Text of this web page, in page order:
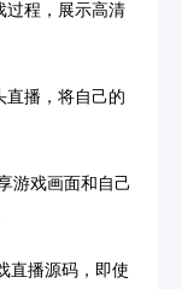
过程，展示高清
直播，将自己的
游戏画面和自己
直播源码，即使